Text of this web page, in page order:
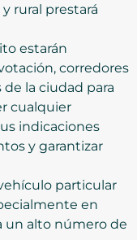
rural prestará
estarán
corredores
la ciudad para
cualquier
indicaciones
y garantizar
particular
en
un alto número de